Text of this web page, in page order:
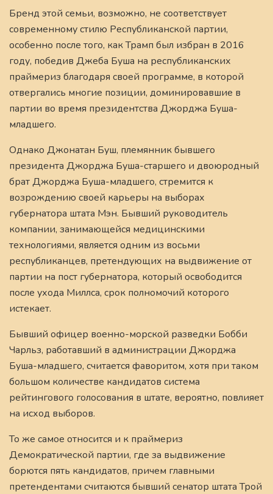
Бренд этой семьи, возможно, не соответствует
современному стилю Республиканской партии,
особенно после того, как Трамп был избран в 2016
году, победив Джеба Буша на республиканских
праймериз благодаря своей программе, в которой
отвергались многие позиции, доминировавшие в
партии во время президентства Джорджа Буша-
младшего.
Однако Джонатан Буш, племянник бывшего
президента Джорджа Буша-старшего и двоюродный
брат Джорджа Буша-младшего, стремится к
возрождению своей карьеры на выборах
губернатора штата Мэн. Бывший руководитель
компании, занимающейся медицинскими
технологиями, является одним из восьми
республиканцев, претендующих на выдвижение от
партии на пост губернатора, который освободится
после ухода Миллса, срок полномочий которого
истекает.
Бывший офицер военно-морской разведки Бобби
Чарльз, работавший в администрации Джорджа
Буша-младшего, считается фаворитом, хотя при таком
большом количестве кандидатов система
рейтингового голосования в штате, вероятно, повлияет
на исход выборов.
То же самое относится и к праймериз
Демократической партии, где за выдвижение
борются пять кандидатов, причем главными
претендентами считаются бывший сенатор штата Трой